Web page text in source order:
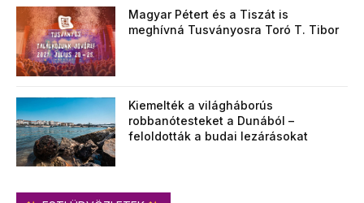
Magyar Pétert és a Tiszát is
meghívná Tusványosra Toró T. Tibor
Kiemelték a világháborús
robbanótesteket a Dunából –
feloldották a budai lezárásokat